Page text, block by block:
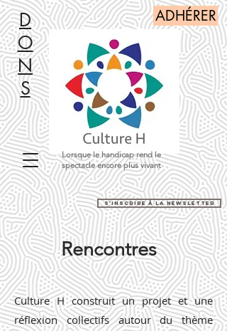
s'inscrire à la newsletter
ADHÉRER
D
O
N
S
Lorsque le handicap rend le
spectacle encore plus vivant
Rencontres
Culture H construit un projet et une
réflexion collectifs autour du thème